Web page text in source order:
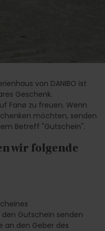
von DANIBO ist
Geschenk.
Fanø zu freuen. Wenn
möchten, senden
Betreff "Gutschein".
wir folgende
den Gutschein senden
an den Geber des